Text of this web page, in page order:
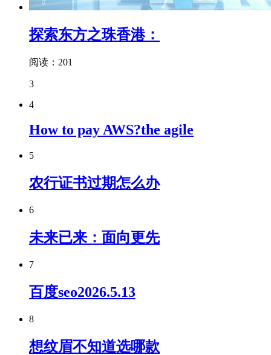
探索东方之珠香港：
阅读：201
3
4
How to pay AWS?the agile
5
农行证书过期怎么办
6
未来已来：面向更先
7
百度seo2026.5.13
8
想纹眉不知道选哪款